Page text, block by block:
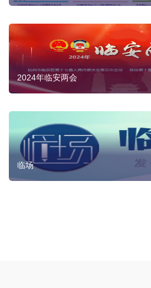
2024年临安两会
临场